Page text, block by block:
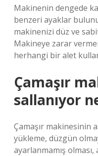
Makinenin dengede
benzeri ayaklar
makinenizi düz ve
Makineye zarar
herhangi bir alet
Çamaşır
sallanıyor
Çamaşır makinesinin
yükleme, düzgün
ayarlanmamış olması,